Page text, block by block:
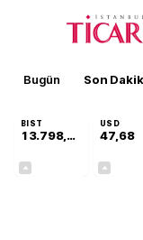
Bugün Son
BIST
13.798,82
USD
47,68